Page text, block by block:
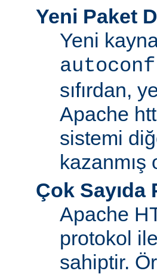
Yeni Paket
Yeni
autoconf
sıfırdan,
Apache
sistemi
kazanmış
Çok
Apache
protokol
sahiptir.